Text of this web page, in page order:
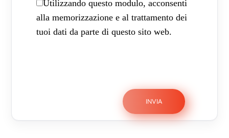
Utilizzando questo modulo, acconsenti
alla memorizzazione e al trattamento dei
tuoi dati da parte di questo sito web.